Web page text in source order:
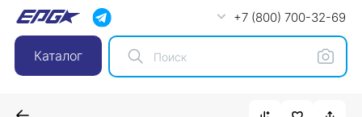
+7 (800) 700-32-69
Каталог